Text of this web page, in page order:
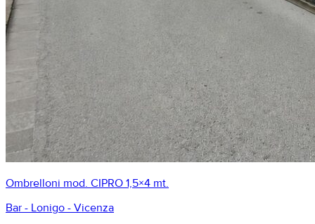
Ombrelloni mod. CIPRO 1,5×4 mt.
Bar - Lonigo - Vicenza